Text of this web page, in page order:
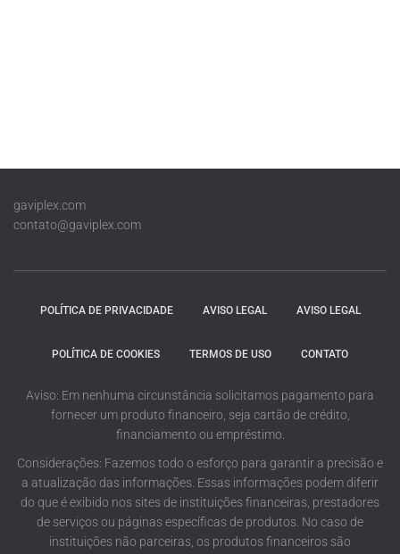
gaviplex.com
contato@gaviplex.com
POLÍTICA DE PRIVACIDADE AVISO LEGAL AVISO LEGAL
POLÍTICA DE COOKIES TERMOS DE USO CONTATO
Aviso: Em nenhuma circunstância solicitamos pagamento para
fornecer um produto financeiro, seja cartão de crédito,
financiamento ou empréstimo.
Considerações: Fazemos todo o esforço para garantir a precisão e
a atualização das informações. Essas informações podem diferir
do que é exibido nos sites de instituições financeiras, prestadores
de serviços ou páginas específicas de produtos. No caso de
instituições não parceiras, os produtos financeiros são